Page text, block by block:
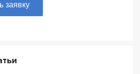
заявку